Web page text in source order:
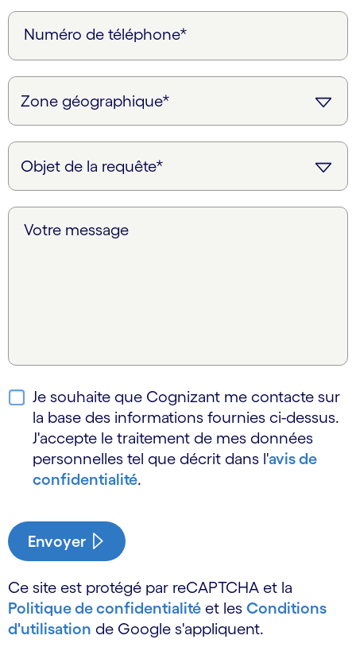
Numéro de téléphone*
Votre message
Je souhaite que Cognizant me contacte sur
la base des informations fournies ci-dessus.
J'accepte le traitement de mes données
personnelles tel que décrit dans l'avis de
confidentialité.
Envoyer
Ce site est protégé par reCAPTCHA et la
Politique de confidentialité et les Conditions
d'utilisation de Google s'appliquent.